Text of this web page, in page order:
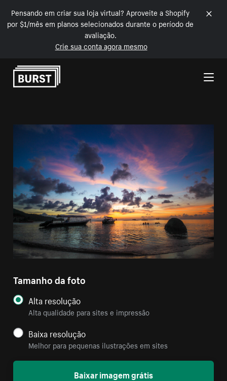
Pensando em criar sua loja virtual? Aproveite a Shopify
por $1/mês em planos selecionados durante o período de
avaliação.
Crie sua conta agora mesmo
Pular para o conteúdo
Tamanho da foto
Alta resolução
Alta qualidade para sites e impressão
Baixa resolução
Melhor para pequenas ilustrações em sites
Baixar imagem grátis